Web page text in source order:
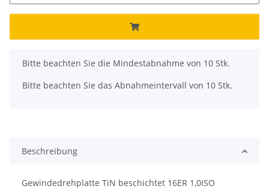
x
Bitte beachten Sie die Mindestabnahme von 10 Stk.
Bitte beachten Sie das Abnahmeintervall von 10 Stk.
Beschreibung
Gewindedrehplatte TiN beschichtet 16ER 1,0ISO